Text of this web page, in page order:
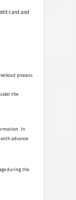
card and
process
the
In
advance
during the